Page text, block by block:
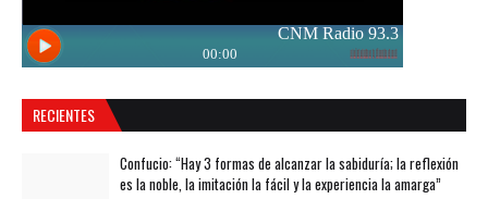
RECIENTES
Confucio: “Hay 3 formas de alcanzar la sabiduría; la reflexión
es la noble, la imitación la fácil y la experiencia la amarga”